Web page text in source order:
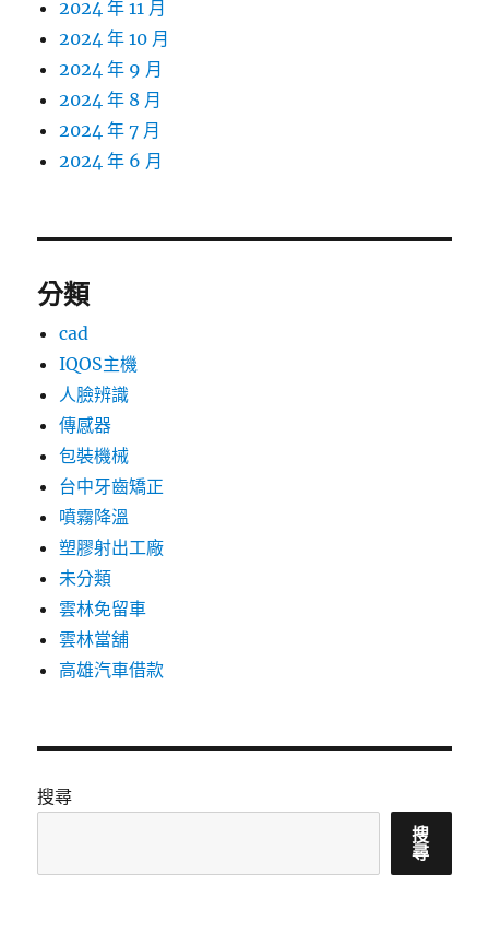
2024 年 11 月
2024 年 10 月
2024 年 9 月
2024 年 8 月
2024 年 7 月
2024 年 6 月
分類
cad
IQOS主機
人臉辨識
傳感器
包裝機械
台中牙齒矯正
噴霧降溫
塑膠射出工廠
未分類
雲林免留車
雲林當舖
高雄汽車借款
搜尋
搜
尋